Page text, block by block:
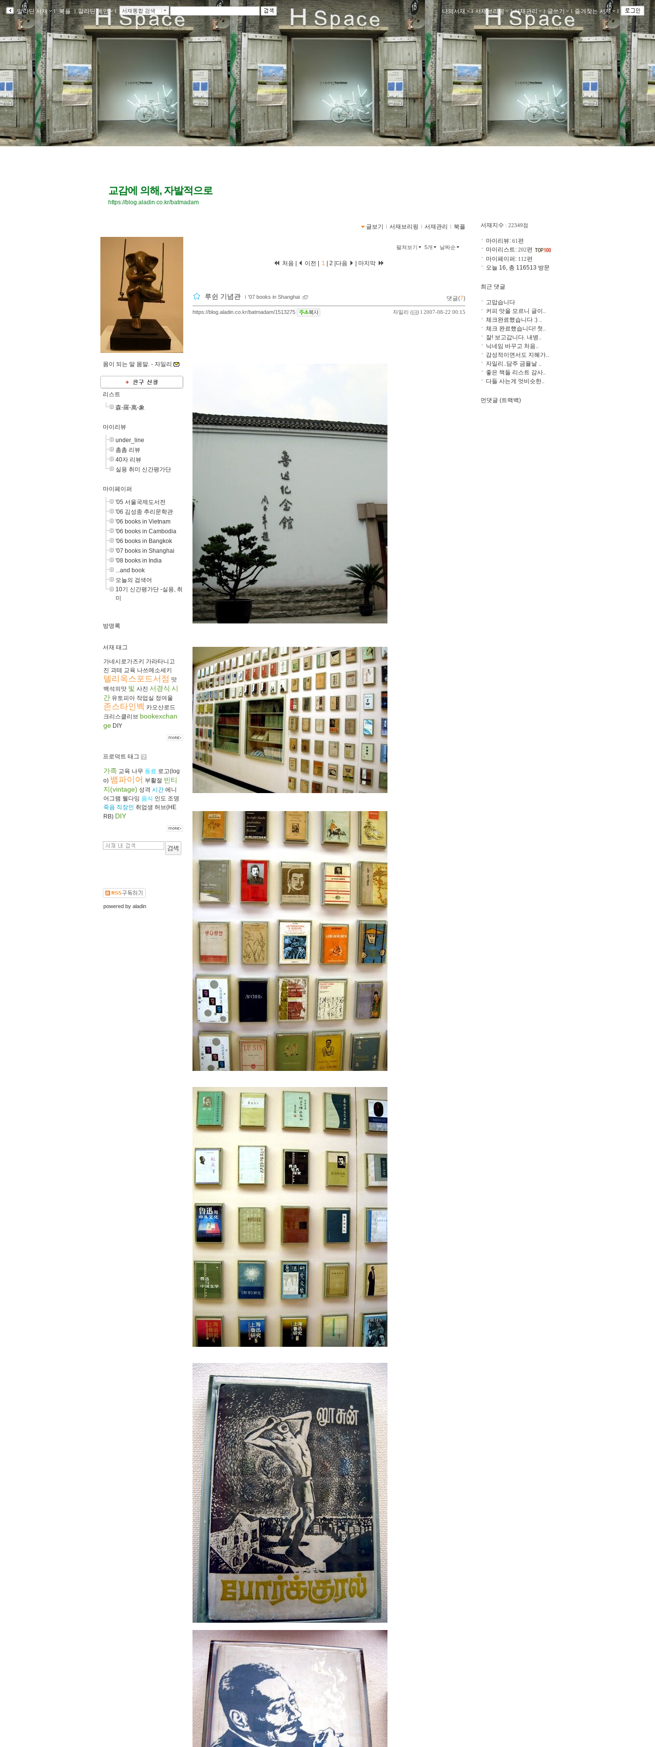
알라딘 서재 ｌ북플 ｌ알라딘 메인 ｌ 서재통합 검색 나의서재 ｌ서재브리핑 ｌ서재관리 ｌ글쓰기 ｌ즐겨찾는 서재 ｌ
교감에 의해, 자발적으로
https://blog.aladin.co.kr/batmadam
글보기 ｌ 서재브리핑 ｌ 서재관리 ｌ 북플
몸이 되는 말 몸말. - 자일리
리스트
森-羅-萬-象
마이리뷰
under_line
촘촘 리뷰
40자 리뷰
실용 취미 신간평가단
마이페이퍼
'05 서울국제도서전
'06 김성종 추리문학관
'06 books in Vietnam
'06 books in Cambodia
'06 books in Bangkok
'07 books in Shanghai
'08 books in India
...and book
오늘의 검색어
10기 신간평가단 -실용, 취
미
방명록
서재 태그
가네시로가즈키
가라타니고
진 괴테 교육 나쓰메소세키
델리옥스포드서점 맛
백석의맛 빛 사진 서경식 시
간 유토피아 작업실 정여울
존스타인벡 카오산로드
크리스클리브 bookexchan
ge DIY
프로덕트 태그
가족 교육 나무 동료 로고(log
o) 뱀파이어 부활절 빈티
지(vintage) 성격 시간 에니
어그램 웰다잉 음식 인도 조명
죽음 직장인 취업생 허브(HE
RB) DIY
powered by aladin
펼쳐보기 5개 날짜순
처음 | 이전 | 1 2 다음 마지막
루쉰 기념관 ｌ '07 books in Shanghai 댓글(7)
자일리 ( ) l 2007-08-22 00:15
https://blog.aladin.co.kr/batmadam/1513275
서재지수 : 22349점
마이리뷰: 61편
마이리스트: 202편
마이페이퍼: 112편
오늘 16, 총 116513 방문
최근 댓글
고맙습니다
커피 맛을 모르니 글이..
체크완료했습니다 :) ..
체크 완료했습니다! 첫..
잘! 보고갑니다. 내병..
닉네임 바꾸고 처음..
감성적이면서도 지혜가..
자일리..담주 금욜날 ..
좋은 책들 리스트 감사..
다들 사는게 엇비슷한..
먼댓글 (트랙백)